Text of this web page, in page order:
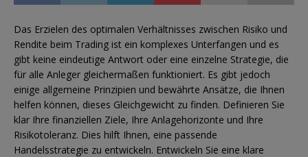
Das Erzielen des optimalen Verhältnisses zwischen Risiko und
Rendite beim Trading ist ein komplexes Unterfangen und es
gibt keine eindeutige Antwort oder eine einzelne Strategie, die
für alle Anleger gleichermaßen funktioniert. Es gibt jedoch
einige allgemeine Prinzipien und bewährte Ansätze, die Ihnen
helfen können, dieses Gleichgewicht zu finden. Definieren Sie
klar Ihre finanziellen Ziele, Ihre Anlagehorizonte und Ihre
Risikotoleranz. Dies hilft Ihnen, eine passende
Handelsstrategie zu entwickeln. Entwickeln Sie eine klare